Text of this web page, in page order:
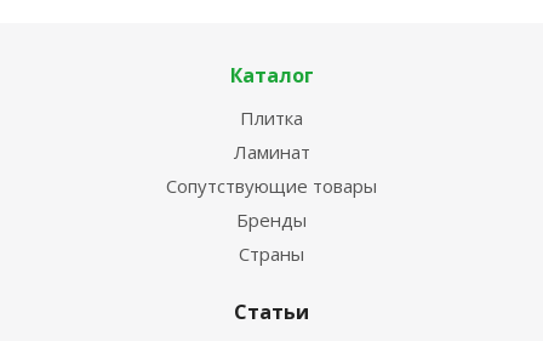
Каталог
Плитка
Ламинат
Сопутствующие товары
Бренды
Страны
Статьи